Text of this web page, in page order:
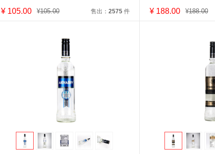
¥105.00 ¥105.00 售出： 2575件 ¥188.00 ¥188.00